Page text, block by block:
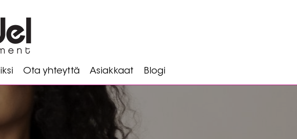
Ota yhteyttä Asiakkaat Blogi